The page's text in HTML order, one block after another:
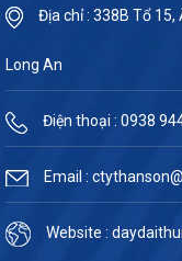
Địa chỉ : 338B Tổ 15,
Long An
Điện thoại : 0938
Email :
Website :